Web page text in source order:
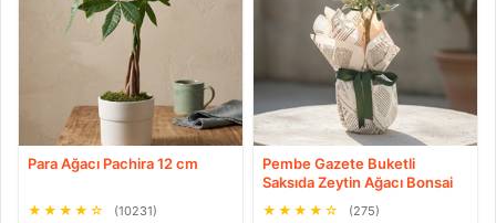
Para Ağacı Pachira 12 cm
★ ★ ★ ★ ☆ (10231)
Pembe Gazete Buketli
Saksıda Zeytin Ağacı Bonsai
★ ★ ★ ★ ☆ (275)